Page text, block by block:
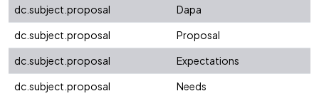
dc.subject.proposal
Dapa
dc.subject.proposal
Proposal
dc.subject.proposal
Expectations
dc.subject.proposal
Needs